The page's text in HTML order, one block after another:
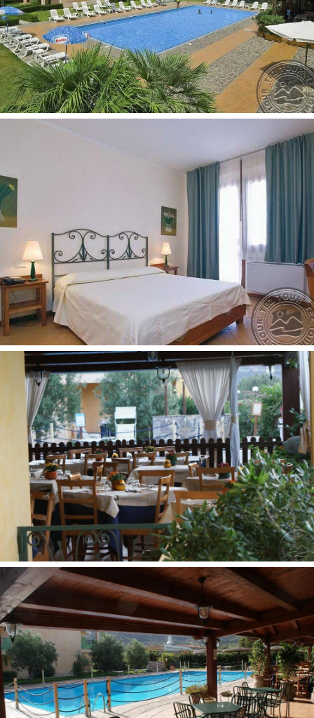
aerobika: nemokamai
SPA centras (3,5 km): už papildomą mokestį
vandens aerobika: nemokamai
vandens slidės: už papildomą mokestį
kanoja: už papildomą mokestį
pramoginiai renginiai (tame tarpe šou-programos):
nemokamai
stalo tenisas: nemokamai
auklė pagal atskirą užklausimą, už papildomą mokestį
diskoteka vaikams (kiekvieną vakarą)
restoranas vaikams
vaikų klubas
žaidimų aikštelė
Paplūdimys:
nuosavas (700 m nuo viešbučio)
smėlio
paplūdimyje: skėčiai, gultai: nemokamai
paplūdimio rankšluosčiai: už papildomą mokestį
autobusas iki paplūdimio: (kas 30 min nuo 09:00 iki 13:00
ir nuo 15:00 iki 19:00): nemokamai
Kontaktai:
Аdresas:Località Campus, 49, 09049 Villasimius CA, Italija
Telefonas:+39 070 791581
Internetinė svetainė:
www.piazzadispagnaviewhotels.com